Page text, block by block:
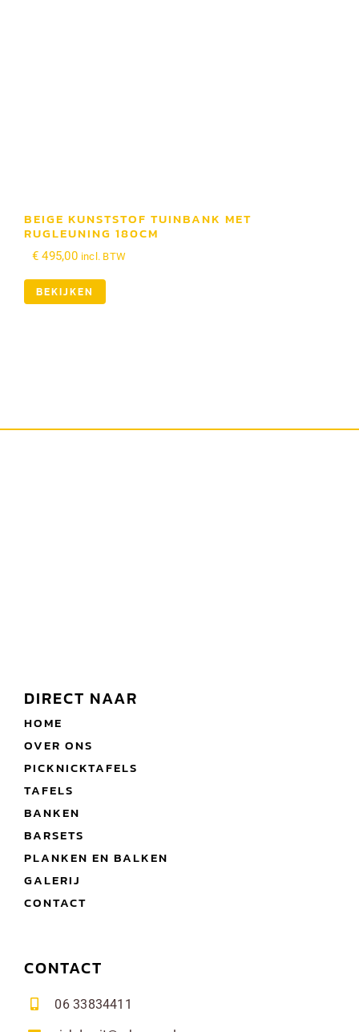
BEIGE KUNSTSTOF TUINBANK MET
RUGLEUNING 180CM
€ 495,00 incl. BTW
BEKIJKEN
DIRECT NAAR
HOME
OVER ONS
PICKNICKTAFELS
TAFELS
BANKEN
BARSETS
PLANKEN EN BALKEN
GALERIJ
CONTACT
CONTACT
06 33834411